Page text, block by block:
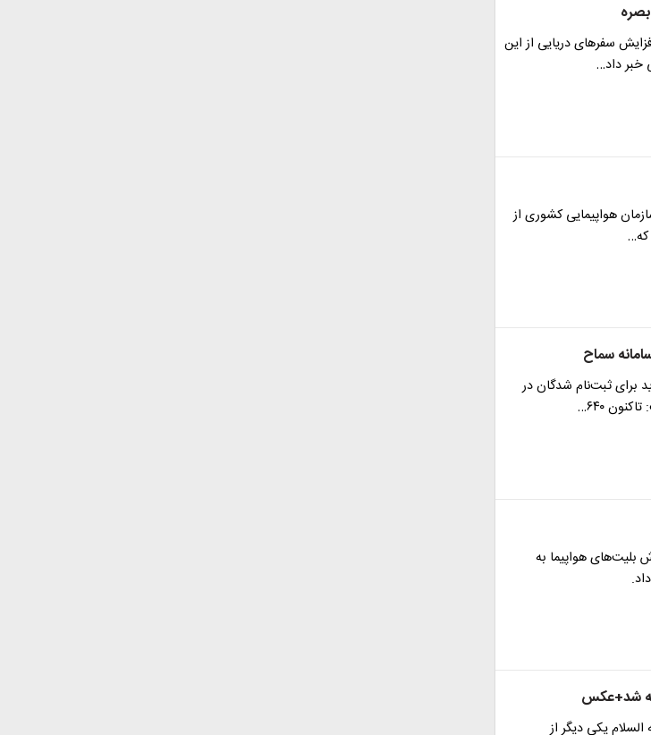
سفرهای دریایی از این
خبر داد…
هواپیمایی کشوری از
سماح
برای ثبت‌نام شدگان در
بلیت‌های هواپیما به
شد+عکس
یکی دیگر از